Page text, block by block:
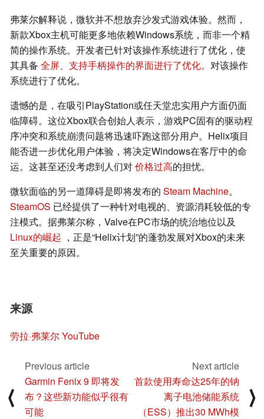
弗莱尔解释说，微软并不想放弃沙发式游戏体验。然而，
新款Xbox主机可能更多地依赖Windows系统，而非一个精
简的操作系统。开发者已针对该操作系统进行了优化，使
其具备 全屏、支持手柄操作的界面进行了优化。 对该操作
系统进行了优化。
遗憾的是，在吸引PlayStation或任天堂忠实用户方面仍面
临障碍。这位Xbox联合创始人表示，游戏PC固有的驱动程
序冲突和系统崩溃问题将迅速吓跑这部分用户。Helix项目
能否进一步优化用户体验，将决定Windows在客厅中的命
运。这甚至还没考虑到人们对价格过高的担忧。
微软面临的另一道障碍是即将发布的 Steam Machine。
SteamOS 已经提供了一种针对电视的、资源消耗较低的专
注模式。据弗莱尔称，Valve在PC市场的统治地位以及
Linux的崛起 ，正是“Helix计划”的蓬勃发展对Xbox的未来
至关重要的原因。
来源
劳拉·弗莱尔 YouTube
⟨
Previous article
Garmin Fenix 9 即将发
布？这些新功能似乎很有
可能
Next article
首款使用寿命达25年的钠
离子电池储能系统
（ESS）推出30 MWh模
⟩